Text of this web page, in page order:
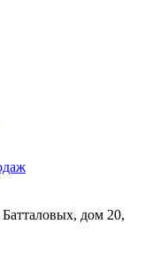
Батталовых, дом 20,